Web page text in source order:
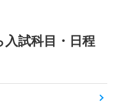
試科目・日程